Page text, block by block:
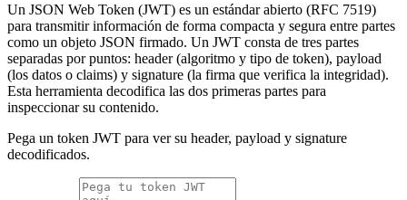
Un JSON Web Token (JWT) es un estándar abierto (RFC 7519)
para transmitir información de forma compacta y segura entre partes
como un objeto JSON firmado. Un JWT consta de tres partes
separadas por puntos: header (algoritmo y tipo de token), payload
(los datos o claims) y signature (la firma que verifica la integridad).
Esta herramienta decodifica las dos primeras partes para
inspeccionar su contenido.
Pega un token JWT para ver su header, payload y signature
decodificados.